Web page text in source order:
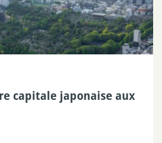
capitale japonaise aux